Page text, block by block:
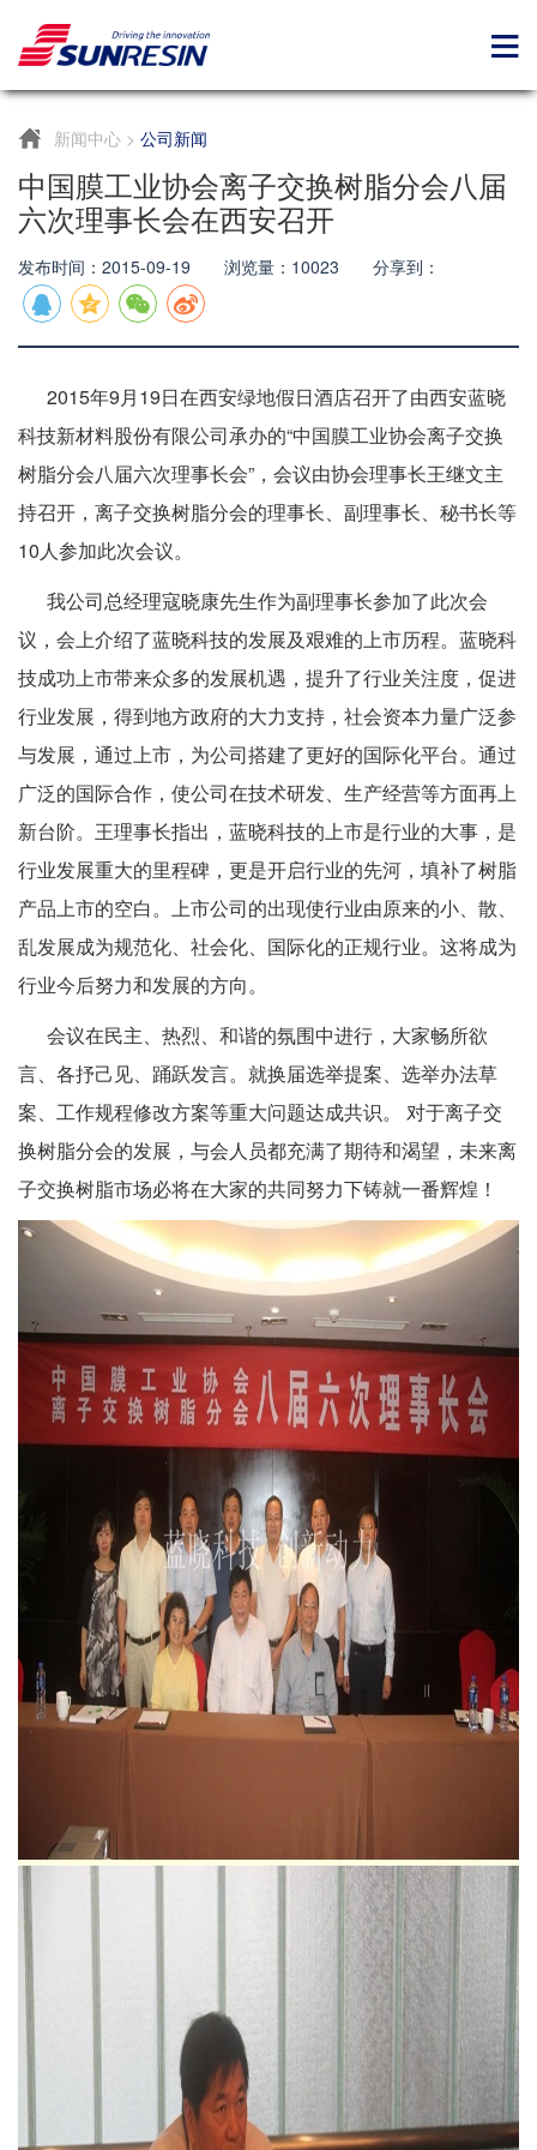
新闻中心 > 公司新闻
中国膜工业协会离子交换树脂分会八届
六次理事长会在西安召开
发布时间：2015-09-19 浏览量：10023 分享到：
2015年9月19日在西安绿地假日酒店召开了由西安蓝晓
科技新材料股份有限公司承办的“中国膜工业协会离子交换
树脂分会八届六次理事长会”，会议由协会理事长王继文主
持召开，离子交换树脂分会的理事长、副理事长、秘书长等
10人参加此次会议。
我公司总经理寇晓康先生作为副理事长参加了此次会
议，会上介绍了蓝晓科技的发展及艰难的上市历程。蓝晓科
技成功上市带来众多的发展机遇，提升了行业关注度，促进
行业发展，得到地方政府的大力支持，社会资本力量广泛参
与发展，通过上市，为公司搭建了更好的国际化平台。通过
广泛的国际合作，使公司在技术研发、生产经营等方面再上
新台阶。王理事长指出，蓝晓科技的上市是行业的大事，是
行业发展重大的里程碑，更是开启行业的先河，填补了树脂
产品上市的空白。上市公司的出现使行业由原来的小、散、
乱发展成为规范化、社会化、国际化的正规行业。这将成为
行业今后努力和发展的方向。
会议在民主、热烈、和谐的氛围中进行，大家畅所欲
言、各抒己见、踊跃发言。就换届选举提案、选举办法草
案、工作规程修改方案等重大问题达成共识。 对于离子交
换树脂分会的发展，与会人员都充满了期待和渴望，未来离
子交换树脂市场必将在大家的共同努力下铸就一番辉煌！